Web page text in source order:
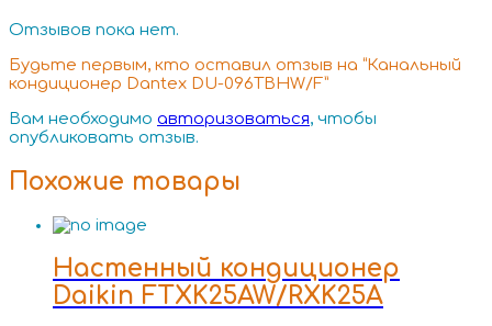
Отзывов пока нет.
Будьте первым, кто оставил отзыв на “Канальный
кондиционер Dantex DU-096TBHW/F”
Вам необходимо авторизоваться, чтобы
опубликовать отзыв.
Похожие товары
Настенный кондиционер
Daikin FTXK25AW/RXK25A